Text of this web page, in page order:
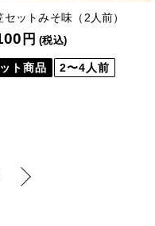
セットみそ味（2人前）
円 (税込)
ト商品 2〜4人前